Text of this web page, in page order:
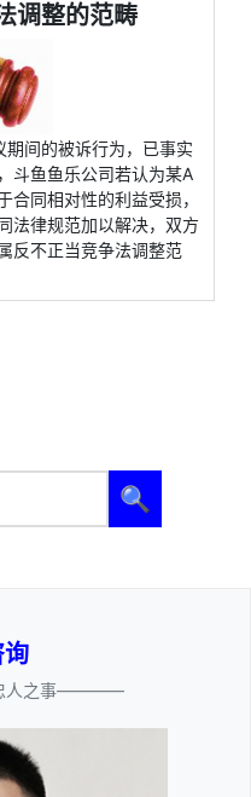
调整的范畴
间的被诉行为，已事实
斗鱼鱼乐公司若认为某A
合同相对性的利益受损，
法律规范加以解决，双方
反不正当竞争法调整范
🔍
人之事————